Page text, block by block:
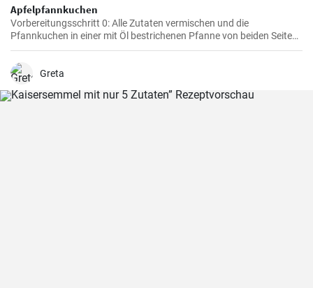
Apfelpfannkuchen
Vorbereitungsschritt 0: Alle Zutaten vermischen und die
Pfannkuchen in einer mit Öl bestrichenen Pfanne von beiden Seiten
braten.
Greta